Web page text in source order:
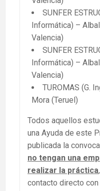
SUNFER
Informática) –
Valencia)
SUNFER
Informática) –
Valencia)
TUROMAS (G.
Mora (Teruel)
Todos aquellos
una Ayuda de este
publicada la
no tengan una
realizar la práctica
contacto directo